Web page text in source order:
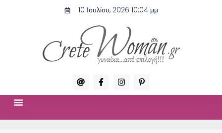
10 Ιουλίου, 2026 10:04 μμ
A
t
F
a
c
I
n
s
P
i
n